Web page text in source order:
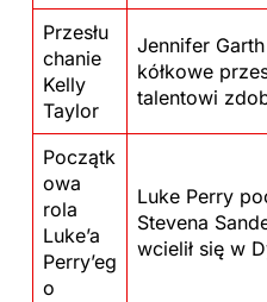
Przesłu
chanie
Kelly
Taylor
Jennifer
kółkowe
talentowi
Początk
owa
rola
Luke’a
Perry’eg
o
Luke Perry
Stevena
wcielił się w